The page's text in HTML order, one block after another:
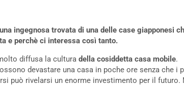
ingegnosa trovata di una delle case giapponesi
e perchè ci interessa così tanto.
diffusa la cultura della cosiddetta casa mobile.
devastare una casa in poche ore senza che i
può rivelarsi un enorme investimento per il futuro.